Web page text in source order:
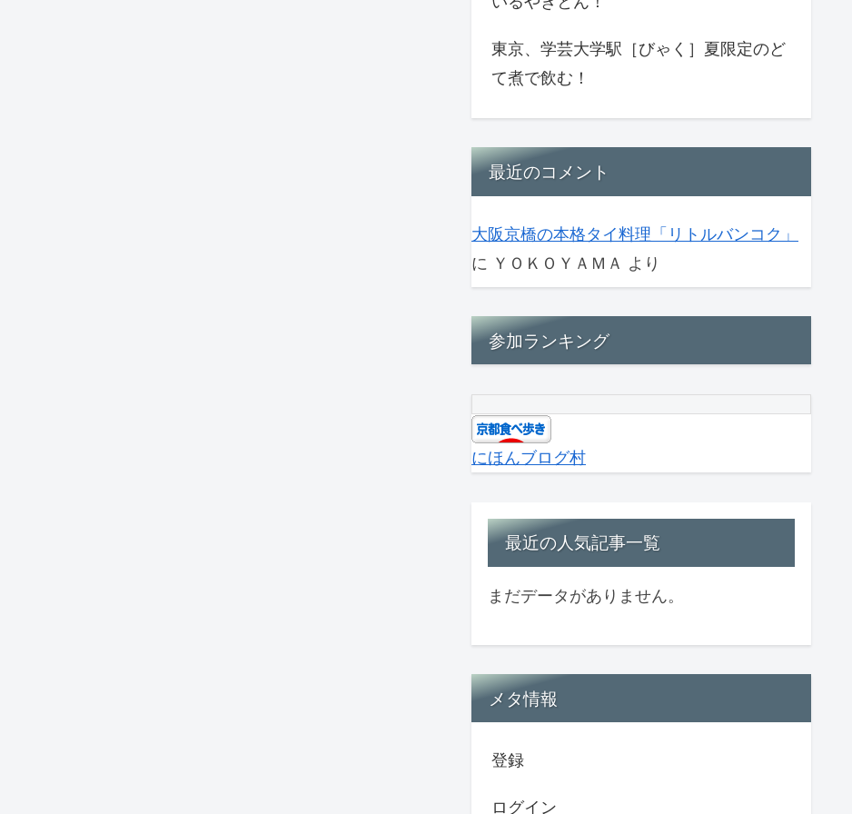
東京、学芸大学駅［びゃく］夏限定のど
て煮で飲む！
最近のコメント
大阪京橋の本格タイ料理「リトルバンコク」
に ＹＯＫＯＹＡＭＡ より
参加ランキング
にほんブログ村
最近の人気記事一覧
まだデータがありません。
メタ情報
登録
ログイン